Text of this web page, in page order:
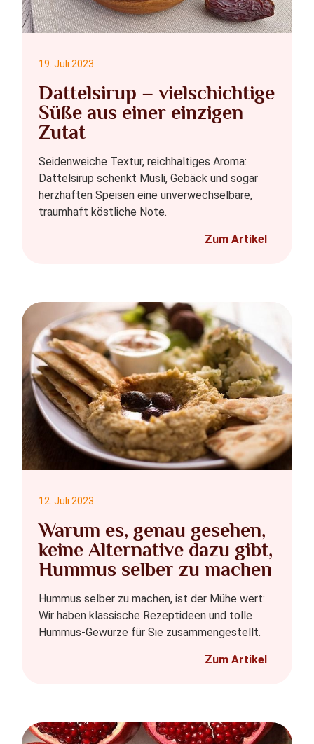
Dattelsirup – vielschichtige
Süße aus einer einzigen
Zutat
19. Juli 2023
Seidenweiche Textur, reichhaltiges Aroma:
Dattelsirup schenkt Müsli, Gebäck und sogar
herzhaften Speisen eine unverwechselbare,
traumhaft köstliche Note.
Zum Artikel
Warum es, genau gesehen,
keine Alternative dazu gibt,
Hummus selber zu machen
12. Juli 2023
Hummus selber zu machen, ist der Mühe wert:
Wir haben klassische Rezeptideen und tolle
Hummus-Gewürze für Sie zusammengestellt.
Zum Artikel